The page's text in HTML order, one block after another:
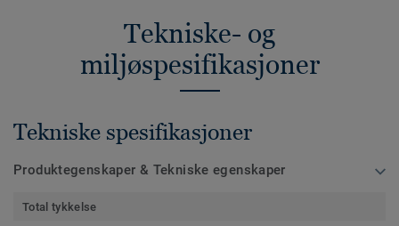
Tekniske- og
miljøspesifikasjoner
Tekniske spesifikasjoner
Produktegenskaper & Tekniske egenskaper
Total tykkelse